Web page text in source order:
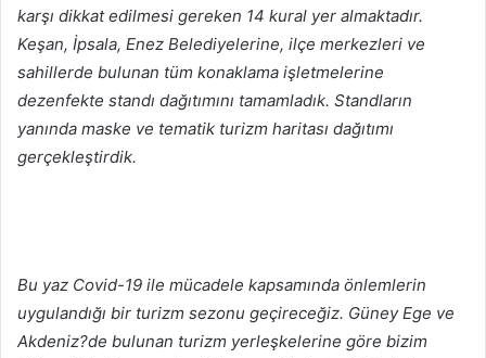
karşı dikkat edilmesi gereken 14 kural yer almaktadır.
Keşan, İpsala, Enez Belediyelerine, ilçe merkezleri ve
sahillerde bulunan tüm konaklama işletmelerine
dezenfekte standı dağıtımını tamamladık. Standların
yanında maske ve tematik turizm haritası dağıtımı
gerçekleştirdik.
Bu yaz Covid-19 ile mücadele kapsamında önlemlerin
uygulandığı bir turizm sezonu geçireceğiz. Güney Ege ve
Akdeniz?de bulunan turizm yerleşkelerine göre bizim